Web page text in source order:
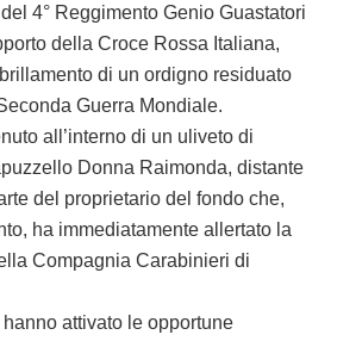
4° Reggimento Genio Guastatori
della Croce Rossa Italiana,
di un ordigno residuato
Guerra Mondiale.
all’interno di un uliveto di
Donna Raimonda, distante
del proprietario del fondo che,
ha immediatamente allertato la
Compagnia Carabinieri di
hanno attivato le opportune